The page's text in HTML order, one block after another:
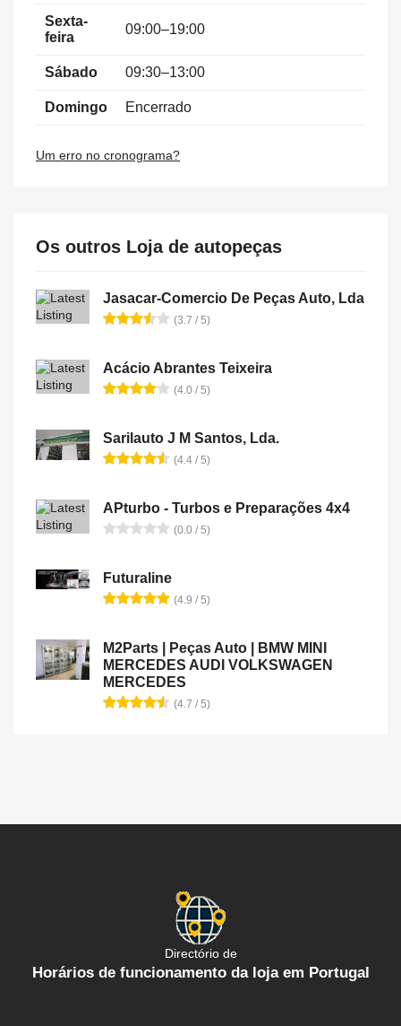
Sexta-
feira
09:00–19:00
Sábado 09:30–13:00
Domingo Encerrado
Um erro no cronograma?
Os outros Loja de autopeças
Jasacar-Comercio De Peças Auto, Lda
(3.7 / 5)
Acácio Abrantes Teixeira
(4.0 / 5)
Sarilauto J M Santos, Lda.
(4.4 / 5)
APturbo - Turbos e Preparações 4x4
(0.0 / 5)
Futuraline
(4.9 / 5)
M2Parts | Peças Auto | BMW MINI
MERCEDES AUDI VOLKSWAGEN
MERCEDES
(4.7 / 5)
Directório de
Horários de funcionamento da loja em Portugal